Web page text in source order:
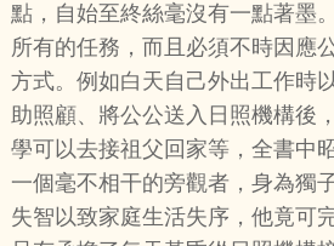
點，自始至終絲毫沒有一點著墨
所有的任務，而且必須不時因應
方式。例如白天自己外出工作時
助照顧、將公公送入日照機構後
學可以去接祖父回家等，全書中
一個毫不相干的旁觀者，身為獨
失智以致家庭生活失序，他竟可